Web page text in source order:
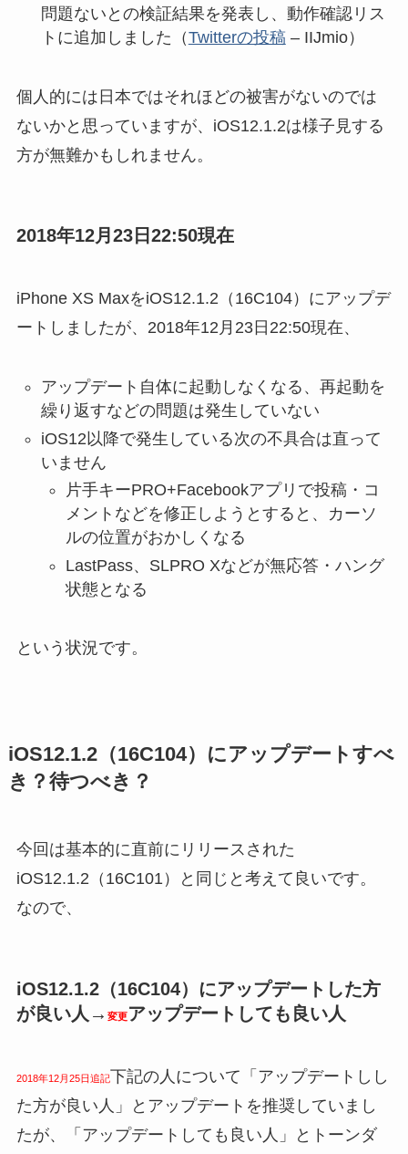
問題ないとの検証結果を発表し、動作確認リス
トに追加しました（Twitterの投稿 – IIJmio）
個人的には日本ではそれほどの被害がないのでは
ないかと思っていますが、iOS12.1.2は様子見する
方が無難かもしれません。
2018年12月23日22:50現在
iPhone XS MaxをiOS12.1.2（16C104）にアップデ
ートしましたが、2018年12月23日22:50現在、
アップデート自体に起動しなくなる、再起動を
繰り返すなどの問題は発生していない
iOS12以降で発生している次の不具合は直って
いません
片手キーPRO+Facebookアプリで投稿・コ
メントなどを修正しようとすると、カーソ
ルの位置がおかしくなる
LastPass、SLPRO Xなどが無応答・ハング
状態となる
という状況です。
iOS12.1.2（16C104）にアップデートすべ
き？待つべき？
今回は基本的に直前にリリースされた
iOS12.1.2（16C101）と同じと考えて良いです。
なので、
iOS12.1.2（16C104）にアップデートした方
が良い人→ 変更アップデートしても良い人
2018年12月25日追記下記の人について「アップデートしし
た方が良い人」とアップデートを推奨していまし
たが、「アップデートしても良い人」とトーンダ